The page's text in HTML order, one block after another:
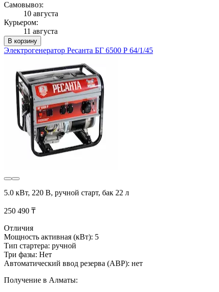
Самовывоз:
10 августа
Курьером:
11 августа
В корзину
Электрогенератор Ресанта БГ 6500 Р 64/1/45
5.0 кВт, 220 В, ручной старт, бак 22 л
250 490 ₸
Отличия
Мощность активная (кВт): 5
Тип стартера: ручной
Три фазы: Нет
Автоматический ввод резерва (АВР): нет
Получение в Алматы: